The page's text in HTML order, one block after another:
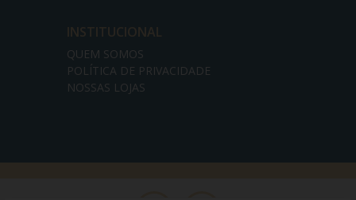
INSTITUCIONAL
QUEM SOMOS
POLÍTICA DE PRIVACIDADE
NOSSAS LOJAS